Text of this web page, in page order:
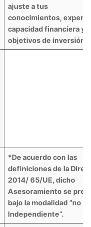
ajuste a tus
conocimientos,
capacidad financiera y
objetivos de inversión.
*De acuerdo con las
definiciones de la
2014/ 65/UE, dicho
Asesoramiento se
bajo la modalidad “no
Independiente”.